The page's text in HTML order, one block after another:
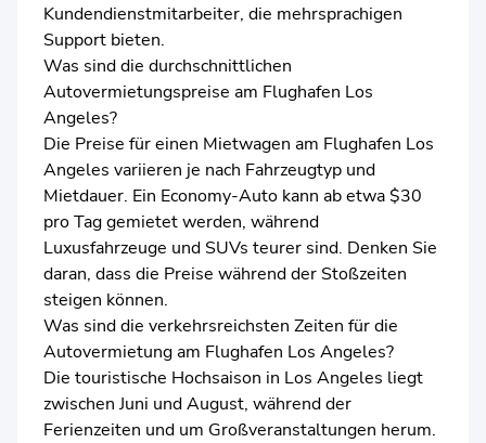
Kundendienstmitarbeiter, die mehrsprachigen
Support bieten.
Was sind die durchschnittlichen
Autovermietungspreise am Flughafen Los
Angeles?
Die Preise für einen Mietwagen am Flughafen Los
Angeles variieren je nach Fahrzeugtyp und
Mietdauer. Ein Economy-Auto kann ab etwa $30
pro Tag gemietet werden, während
Luxusfahrzeuge und SUVs teurer sind. Denken Sie
daran, dass die Preise während der Stoßzeiten
steigen können.
Was sind die verkehrsreichsten Zeiten für die
Autovermietung am Flughafen Los Angeles?
Die touristische Hochsaison in Los Angeles liegt
zwischen Juni und August, während der
Ferienzeiten und um Großveranstaltungen herum.